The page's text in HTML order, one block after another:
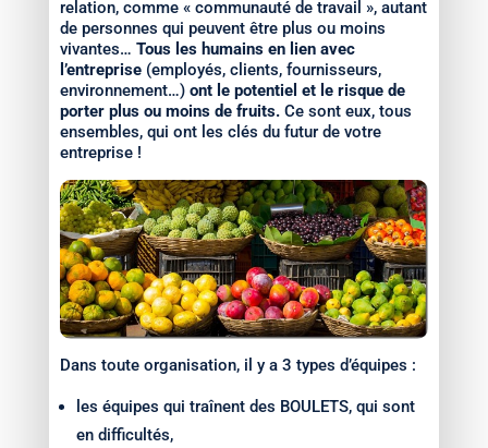
relation, comme « communauté de travail », autant
de personnes qui peuvent être plus ou moins
vivantes… Tous les humains en lien avec
l’entreprise(employés, clients, fournisseurs,
environnement…) ont le potentiel et le risque de
porter plus ou moins de fruits.Ce sont eux, tous
ensembles, qui ont les clés du futur de votre
entreprise !
Dans toute organisation, il y a 3 types d’équipes :
les équipes qui traînent des BOULETS, qui sont
en difficultés,